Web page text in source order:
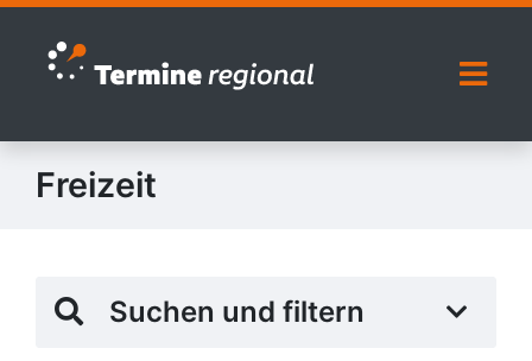
Zur Navigation springen
Zum Inhalt springen
Freizeit
Suchen und filtern